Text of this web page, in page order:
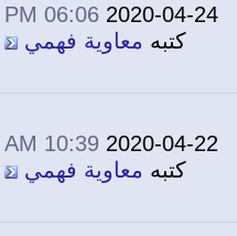
2020-04-24
06:06 PM
كتبه معاوية فهمي
2020-04-22
10:39 AM
كتبه معاوية فهمي